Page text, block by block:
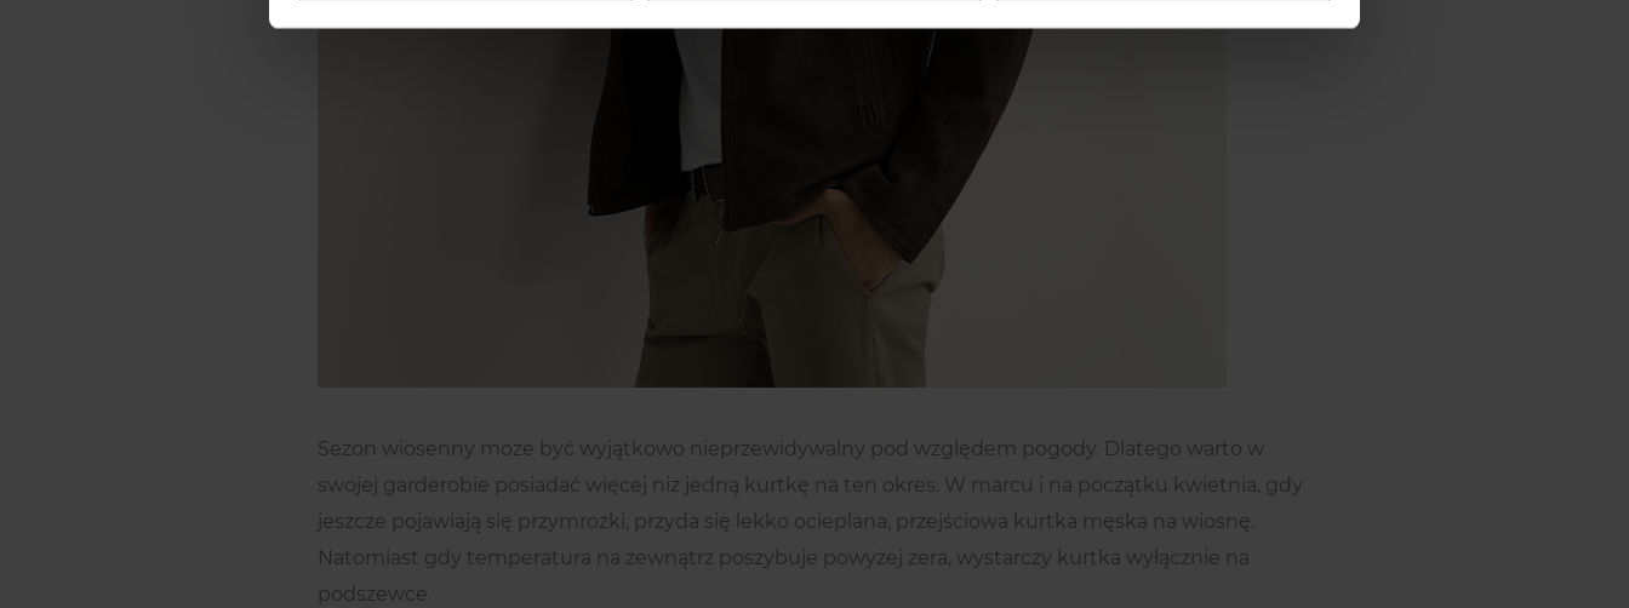
Sezon wiosenny może być wyjątkowo nieprzewidywalny pod względem pogody. Dlatego warto w
swojej garderobie posiadać więcej niż jedną kurtkę na ten okres. W marcu i na początku kwietnia, gdy
jeszcze pojawiają się przymrozki, przyda się lekko ocieplana, przejściowa kurtka męska na wiosnę.
Natomiast gdy temperatura na zewnątrz poszybuje powyżej zera, wystarczy kurtka wyłącznie na
podszewce.